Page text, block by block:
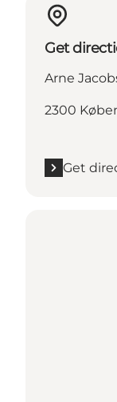
Get
Arne
2300
Get